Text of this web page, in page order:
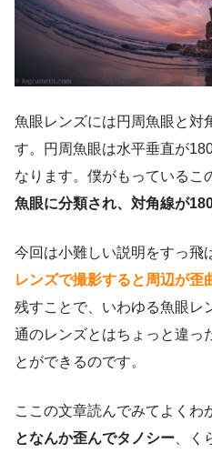
魚眼レンズには円周魚眼と対
す。円周魚眼は水平垂直が
なります。僕がもっているこ
魚眼に分類され、対角線が
今回は小難しい説明をすっ飛
レンズで撮影すると周辺が歪
残すことで、いわゆる魚眼レ
通のレンズとはちょっと違っ
とができるのです。
ここの文章読んでみてよくわ
となんか歪んでタノシー 、